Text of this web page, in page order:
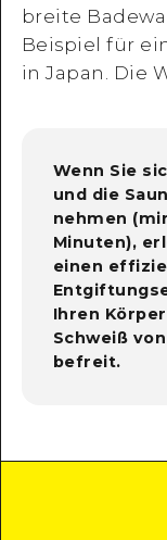
breite
Beispiel für
in Japan. Die
Wenn Sie
und die
nehmen
Minuten),
einen
Ihren
Schweiß
befreit.